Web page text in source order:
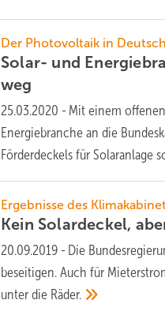
Der Photovoltaik in
Solar- und
weg
25.03.2020 - Mit einem
Energiebranche an die
Förderdeckels für Solaranlage
Ergebnisse des
Kein Solardeckel,
20.09.2019 - Die
beseitigen. Auch für
unter die Räder.